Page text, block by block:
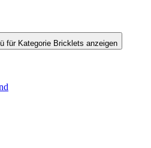
für Kategorie Bricklets anzeigen